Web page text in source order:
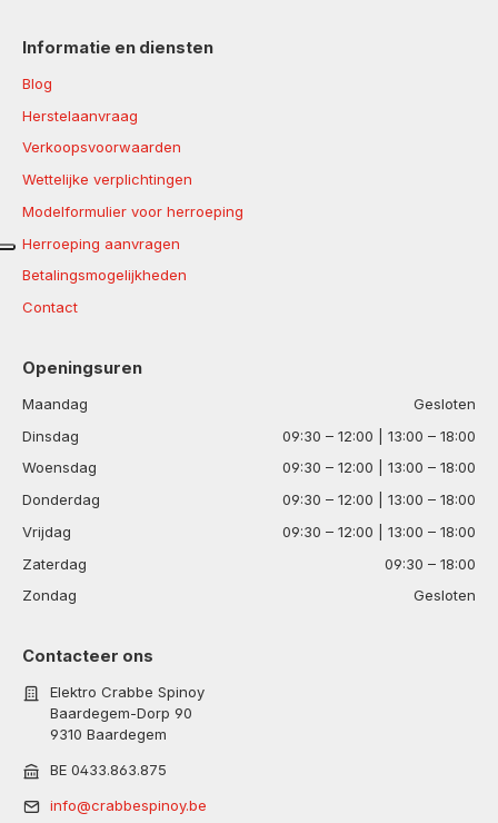
Informatie en diensten
Blog
Herstelaanvraag
Verkoopsvoorwaarden
Wettelijke verplichtingen
Modelformulier voor herroeping
Herroeping aanvragen
Betalingsmogelijkheden
Contact
Openingsuren
Maandag
Gesloten
Dinsdag
09:30 – 12:00 | 13:00 – 18:00
Woensdag
09:30 – 12:00 | 13:00 – 18:00
Donderdag
09:30 – 12:00 | 13:00 – 18:00
Vrijdag
09:30 – 12:00 | 13:00 – 18:00
Zaterdag
09:30 – 18:00
Zondag
Gesloten
Contacteer ons
Elektro Crabbe Spinoy
Baardegem-Dorp 90
9310 Baardegem
BE 0433.863.875
info@crabbespinoy.be